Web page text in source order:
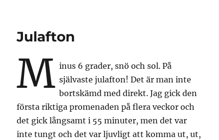
Julafton
M inus 6 grader, snö och sol. På
självaste julafton! Det är man inte
bortskämd med direkt. Jag gick den
första riktiga promenaden på flera veckor och
det gick långsamt i 55 minuter, men det var
inte tungt och det var ljuvligt att komma ut, ut,